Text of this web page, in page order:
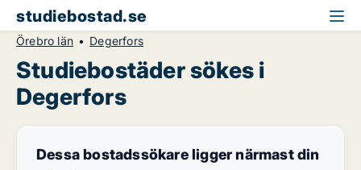
studiebostad.se
Örebro län Degerfors
Studiebostäder sökes i
Degerfors
Dessa bostadssökare ligger närmast din